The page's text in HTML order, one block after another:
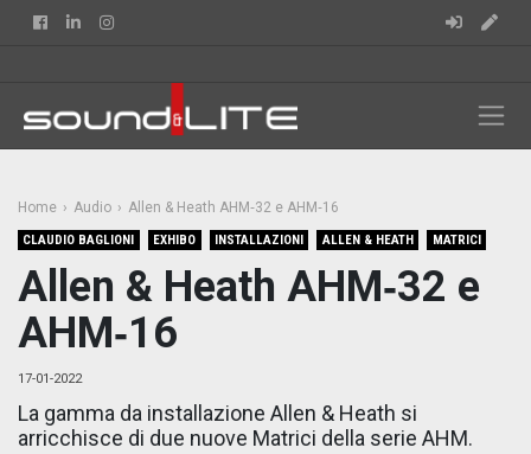
FacebookLinkedin
Home Audio Allen & Heath AHM‑32 e AHM‑16
CLAUDIO BAGLIONI EXHIBO INSTALLAZIONI ALLEN & HEATH MATRICI
Allen & Heath AHM‑32 e
AHM‑16
17-01-2022
La gamma da installazione Allen & Heath si
arricchisce di due nuove Matrici della serie AHM.